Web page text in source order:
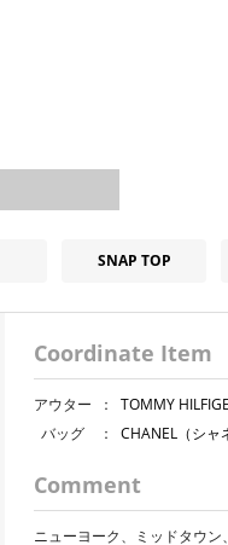
SNAP TOP
Coordinate Item
アウター ：
TOMMY
バッグ
： CHANEL（シャ
Comment
ニューヨーク、ミッドタウ